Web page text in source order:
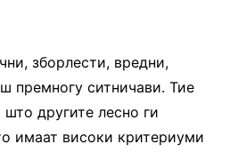
зборлести, вредни,
премногу ситничави. Тие
другите лесно ги
имаат високи критериуми